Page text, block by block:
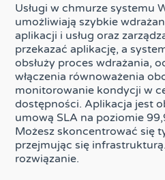
Usługi w chmurze systemu
umożliwiają szybkie
aplikacji i usług oraz
przekazać aplikację, a
obsłuży proces wdrażania,
włączenia równoważenia
monitorowanie kondycji w
dostępności. Aplikacja jest
umową SLA na poziomie
Możesz skoncentrować się
przejmując się
rozwiązanie.